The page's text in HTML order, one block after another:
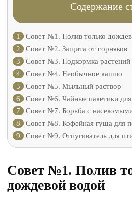
Содержание
1
Совет №1. Полив только
2
Совет №2. Защита от сорняков
3
Совет №3. Подкормка растений
4
Совет №4. Необычное кашпо
5
Совет №5. Мыльный раствор
6
Совет №6. Чайные пакетики
7
Совет №7. Борьба с
8
Совет №8. Кофейная гуща для
9
Совет №9. Отпугиватель для
Совет №1. Полив
дождевой водой